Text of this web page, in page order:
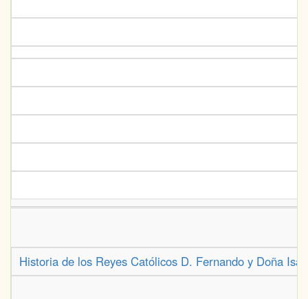
Historia de los Reyes Católicos D. Fernando y Doña